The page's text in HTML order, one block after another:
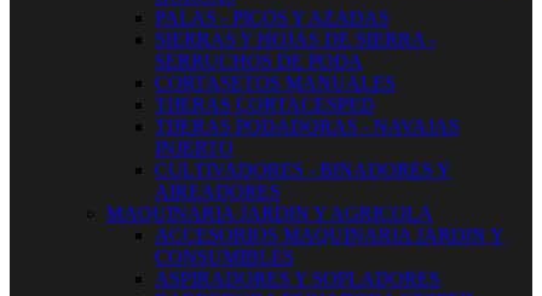
PALAS - PICOS Y AZADAS
SIERRAS Y HOJAS DE SIERRA -
SERRUCHOS DE PODA
CORTASETOS MANUALES
TIJERAS CORTACESPED
TIJERAS PODADORAS - NAVAJAS
INJERTO
CULTIVADORES - BINADORES Y
AIREADORES
MAQUINARIA JARDIN Y AGRICOLA
ACCESORIOS MAQUINARIA JARDIN Y
CONSUMIBLES
ASPIRADORES Y SOPLADORES